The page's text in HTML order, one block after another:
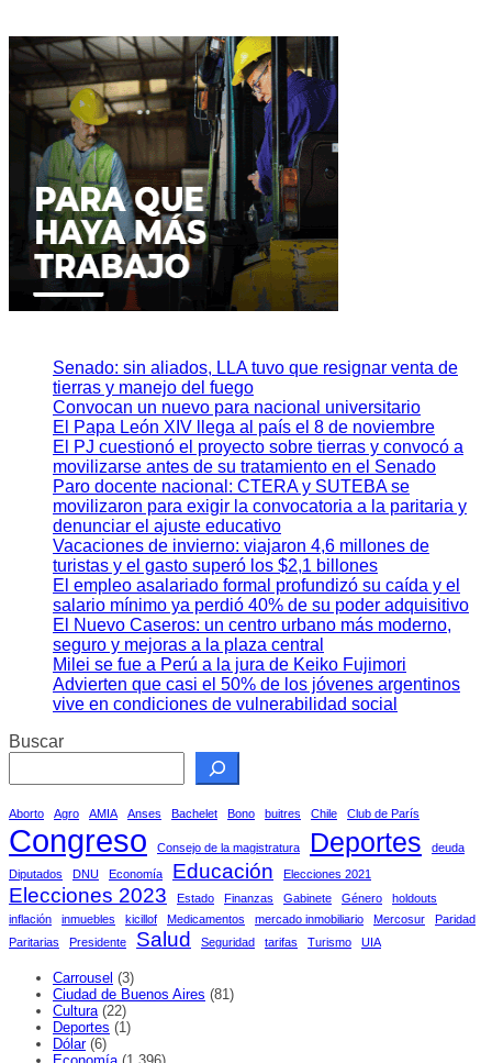
Senado: sin aliados, LLA tuvo que resignar venta de
tierras y manejo del fuego
Convocan un nuevo para nacional universitario
El Papa León XIV llega al país el 8 de noviembre
El PJ cuestionó el proyecto sobre tierras y convocó a
movilizarse antes de su tratamiento en el Senado
Paro docente nacional: CTERA y SUTEBA se
movilizaron para exigir la convocatoria a la paritaria y
denunciar el ajuste educativo
Vacaciones de invierno: viajaron 4,6 millones de
turistas y el gasto superó los $2,1 billones
El empleo asalariado formal profundizó su caída y el
salario mínimo ya perdió 40% de su poder adquisitivo
El Nuevo Caseros: un centro urbano más moderno,
seguro y mejoras a la plaza central
Milei se fue a Perú a la jura de Keiko Fujimori
Advierten que casi el 50% de los jóvenes argentinos
vive en condiciones de vulnerabilidad social
Buscar
Aborto Agro AMIA Anses Bachelet Bono buitres Chile Club de París
Congreso Consejo de la magistratura Deportes
deuda
Diputados
DNU Economía Educación Elecciones 2021
Elecciones 2023 Estado Finanzas Gabinete Género
holdouts
inflación
inmuebles kicillof Medicamentos mercado inmobiliario Mercosur
Paridad
Paritarias
Presidente Salud Seguridad tarifas Turismo UIA
Carrousel (3)
Ciudad de Buenos Aires (81)
Cultura (22)
Deportes (1)
Dólar(6)